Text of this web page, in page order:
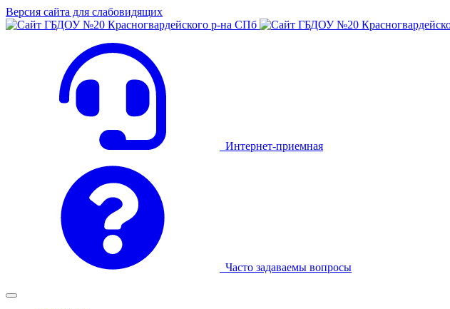
Версия сайта для слабовидящих
Интернет-приемная
Часто задаваемы вопросы